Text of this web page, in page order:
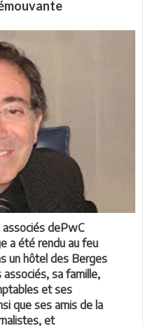
associés dePwC
a été rendu au feu
un hôtel des Berges
sa famille,
et ses
que ses amis de la
et